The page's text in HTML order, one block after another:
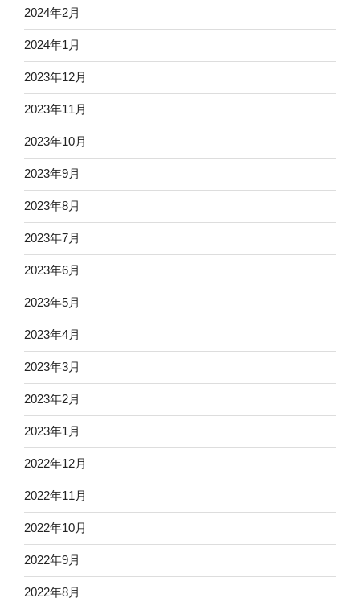
2024年2月
2024年1月
2023年12月
2023年11月
2023年10月
2023年9月
2023年8月
2023年7月
2023年6月
2023年5月
2023年4月
2023年3月
2023年2月
2023年1月
2022年12月
2022年11月
2022年10月
2022年9月
2022年8月